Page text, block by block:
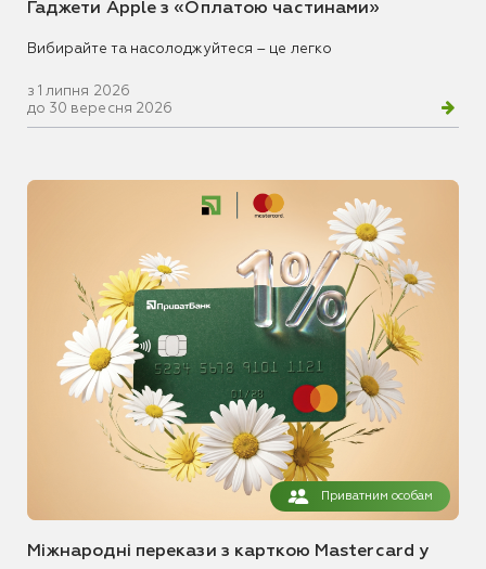
Гаджети Apple з «Оплатою частинами»
Вибирайте та насолоджуйтеся – це легко
з 1 липня 2026
до 30 вересня 2026
Приватним особам
Міжнародні перекази з карткою Mastercard у